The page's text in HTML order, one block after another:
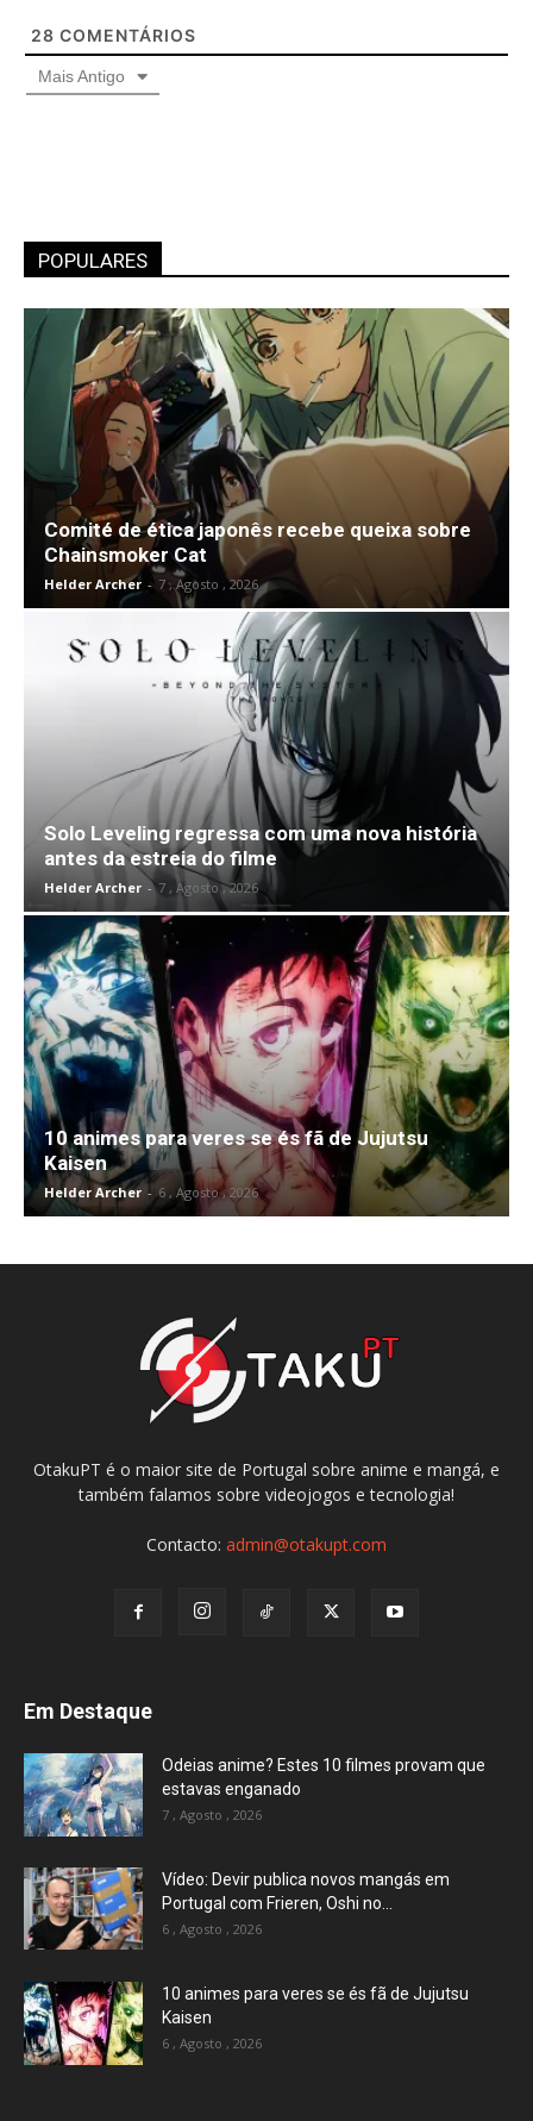
28 COMENTÁRIOS
Mais Antigo
POPULARES
Comité de ética japonês recebe queixa sobre
Chainsmoker Cat
Helder Archer - 7 , Agosto , 2026
Solo Leveling regressa com uma nova história
antes da estreia do filme
Helder Archer - 7 , Agosto , 2026
10 animes para veres se és fã de Jujutsu
Kaisen
Helder Archer - 6 , Agosto , 2026
OtakuPT é o maior site de Portugal sobre anime e mangá, e
também falamos sobre videojogos e tecnologia!
Contacto: admin@otakupt.com
Em Destaque
Odeias anime? Estes 10 filmes provam que
estavas enganado
7 , Agosto , 2026
Vídeo: Devir publica novos mangás em
Portugal com Frieren, Oshi no...
6 , Agosto , 2026
10 animes para veres se és fã de Jujutsu
Kaisen
6 , Agosto , 2026